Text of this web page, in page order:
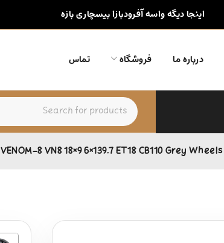
اینجا دیگه واسه آفرودبازا بیسچاری بازه
درباره ما فروشگاه تماس
VENOM-8 VN8 18×9 6×139.7 ET18 CB110 Grey Wheels